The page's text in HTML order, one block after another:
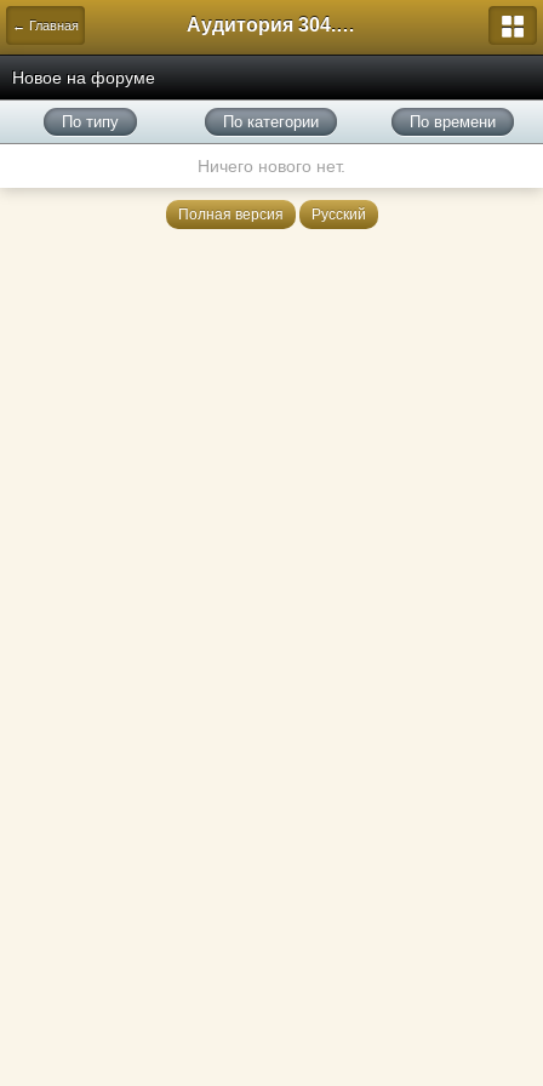
← Главная Аудитория 304. История России
Новое на форуме
По типу По категории По времени
Ничего нового нет.
Полная версия Русский